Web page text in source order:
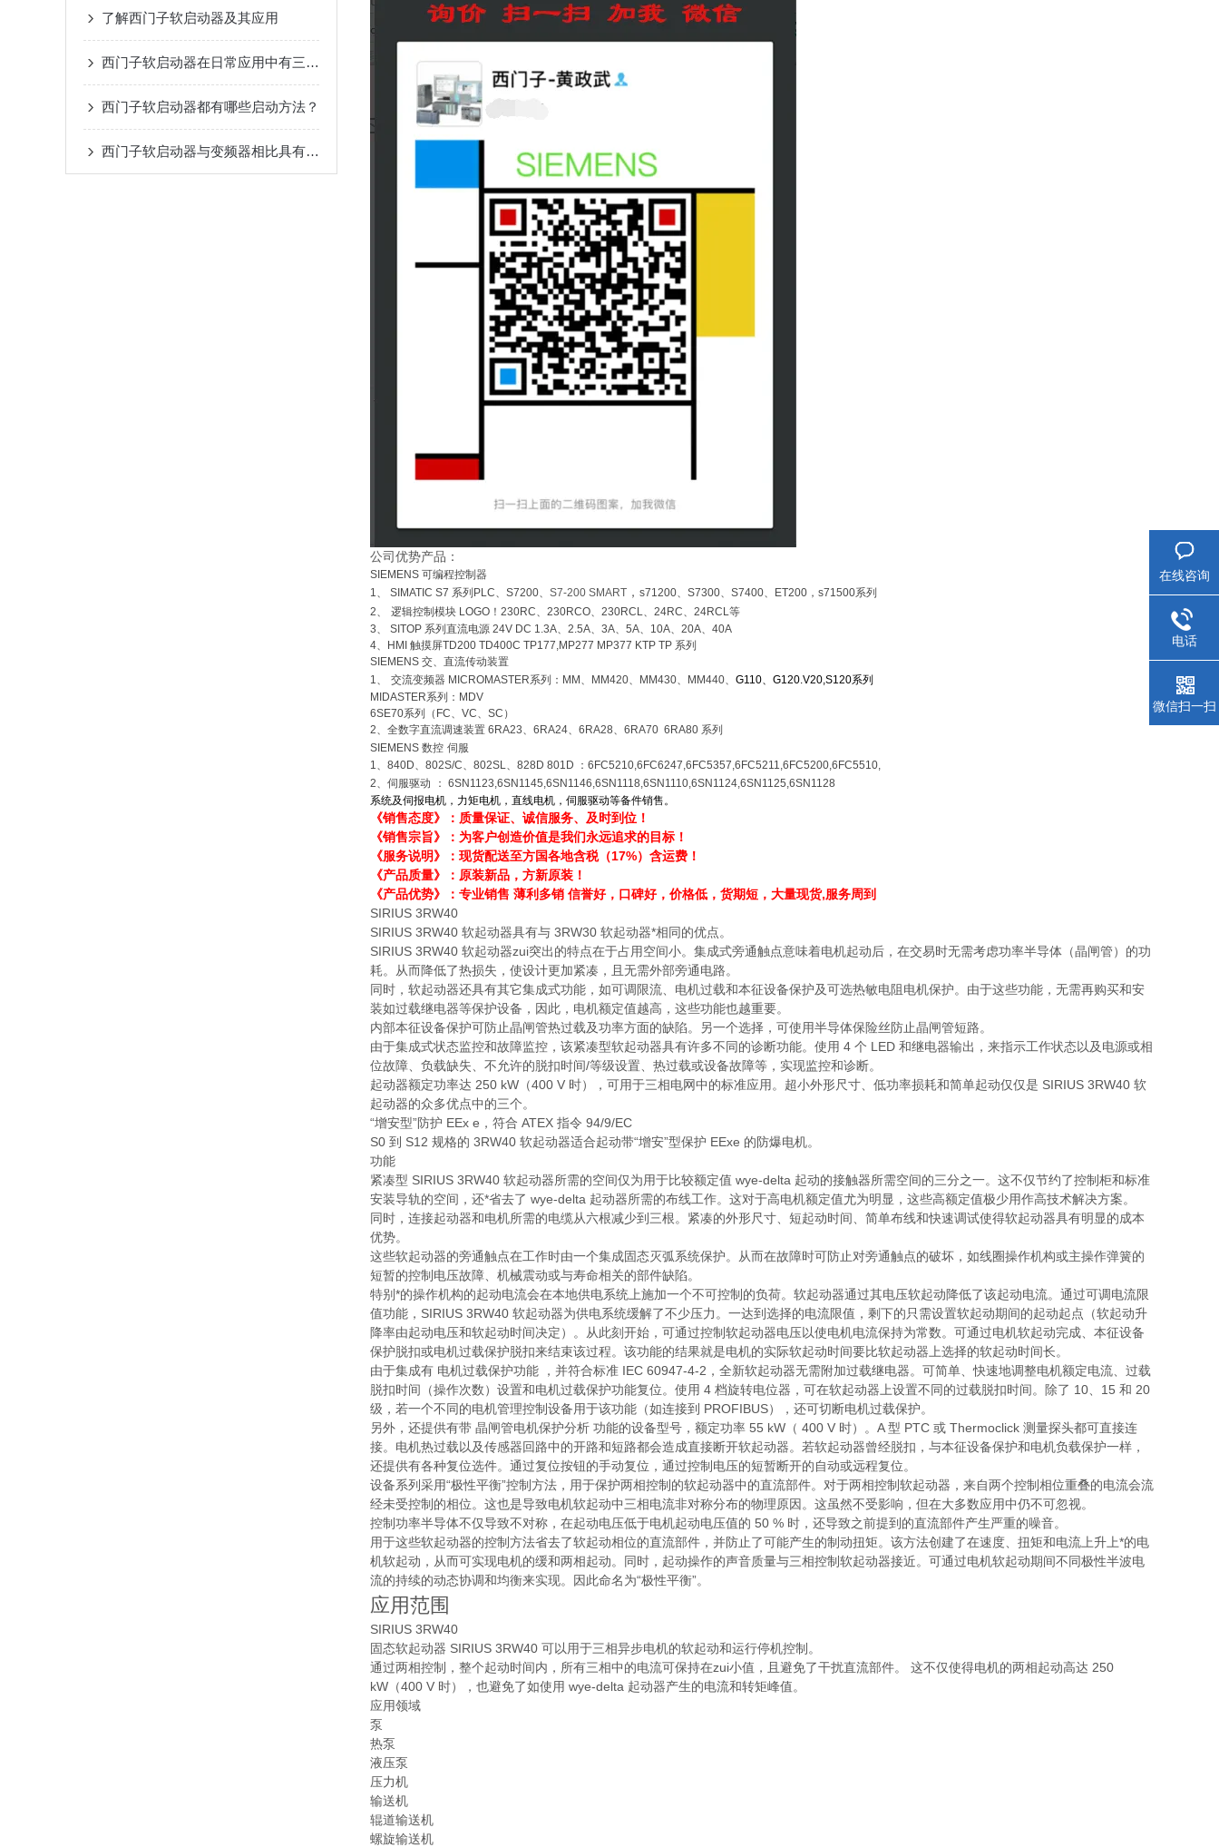
了解西门子软启动器及其应用
西门子软启动器在日常应用中有三大功能
西门子软启动器都有哪些启动方法？
西门子软启动器与变频器相比具有哪些区别？
公司优势产品：
SIEMENS 可编程控制器
1、 SIMATIC S7 系列 PLC、 S7200、 S7-200 SMART ， s71200、 S7300、 S7400、
ET200，s71500系列
2、 逻辑控制模块 LOGO ！ 230RC、 230RCO、 230RCL、 24RC、 24RCL等
3、 SITOP 系列直流电源 24V DC 1.3A、 2.5A、 3A、 5A、 10A、 20A、 40A
4、 HMI 触摸屏TD200 TD400C TP177,MP277 MP377 KTP TP 系列
SIEMENS 交、直流传动装置
1、 交流变频器 MICROMASTER系列： MM 、 MM420、 MM430、 MM440、 G110、 G120.V20,S120系列
MIDASTER系列： MDV
6SE70系列（ FC、 VC、 SC ）
2、全数字直流调速装置 6RA23、 6RA24、 6RA28、 6RA70 6RA80 系列
SIEMENS 数控 伺服
1、 840D、 802S/C、 802SL、 828D 801D ： 6FC5210,6FC6247,6FC5357,6FC5211,6FC5200,6FC5510,
2、伺服驱动 ： 6SN1123,6SN1145,6SN1146,6SN1118,6SN1110,6SN1124,6SN1125,6SN1128
系统及伺报电机，力矩电机，直线电机，伺服驱动等备件销售。
《销售态度》：质量保证、诚信服务、及时到位！
《销售宗旨》：为客户创造价值是我们永远追求的目标！
《服务说明》：现货配送至方国各地含税（17%）含运费！
《产品质量》：原装新品，方新原装！
《产品优势》：专业销售 薄利多销 信誉好，口碑好，价格低，货期短，大量现货,服务周到
SIRIUS 3RW40
SIRIUS 3RW40 软起动器具有与 3RW30 软起动器*相同的优点。
SIRIUS 3RW40 软起动器zui突出的特点在于占用空间小。集成式旁通触点意味着电机起动后，在交易时无需考虑功率半导体（晶闸管）的功
耗。从而降低了热损失，使设计更加紧凑，且无需外部旁通电路。
同时，软起动器还具有其它集成式功能，如可调限流、电机过载和本征设备保护及可选热敏电阻电机保护。由于这些功能，无需再购买和安
装如过载继电器等保护设备，因此，电机额定值越高，这些功能也越重要。
内部本征设备保护可防止晶闸管热过载及功率方面的缺陷。另一个选择，可使用半导体保险丝防止晶闸管短路。
由于集成式状态监控和故障监控，该紧凑型软起动器具有许多不同的诊断功能。使用 4 个 LED 和继电器输出，来指示工作状态以及电源或相
位故障、负载缺失、不允许的脱扣时间/等级设置、热过载或设备故障等，实现监控和诊断。
起动器额定功率达 250 kW（400 V 时），可用于三相电网中的标准应用。超小外形尺寸、低功率损耗和简单起动仅仅是 SIRIUS 3RW40 软
起动器的众多优点中的三个。
“增安型”防护 EEx e，符合 ATEX 指令 94/9/EC
S0 到 S12 规格的 3RW40 软起动器适合起动带“增安”型保护 EExe 的防爆电机。
功能
紧凑型 SIRIUS 3RW40 软起动器所需的空间仅为用于比较额定值 wye-delta 起动的接触器所需空间的三分之一。这不仅节约了控制柜和标准
安装导轨的空间，还*省去了 wye-delta 起动器所需的布线工作。这对于高电机额定值尤为明显，这些高额定值极少用作高技术解决方案。
同时，连接起动器和电机所需的电缆从六根减少到三根。紧凑的外形尺寸、短起动时间、简单布线和快速调试使得软起动器具有明显的成本
优势。
这些软起动器的旁通触点在工作时由一个集成固态灭弧系统保护。从而在故障时可防止对旁通触点的破坏，如线圈操作机构或主操作弹簧的
短暂的控制电压故障、机械震动或与寿命相关的部件缺陷。
特别*的操作机构的起动电流会在本地供电系统上施加一个不可控制的负荷。软起动器通过其电压软起动降低了该起动电流。通过可调电流限
值功能，SIRIUS 3RW40 软起动器为供电系统缓解了不少压力。一达到选择的电流限值，剩下的只需设置软起动期间的起动起点（软起动升
降率由起动电压和软起动时间决定）。从此刻开始，可通过控制软起动器电压以使电机电流保持为常数。可通过电机软起动完成、本征设备
保护脱扣或电机过载保护脱扣来结束该过程。该功能的结果就是电机的实际软起动时间要比软起动器上选择的软起动时间长。
由于集成有 电机过载保护功能 ，并符合标准 IEC 60947-4-2，全新软起动器无需附加过载继电器。可简单、快速地调整电机额定电流、过载
脱扣时间（操作次数）设置和电机过载保护功能复位。使用 4 档旋转电位器，可在软起动器上设置不同的过载脱扣时间。除了 10、15 和 20
级，若一个不同的电机管理控制设备用于该功能（如连接到 PROFIBUS），还可切断电机过载保护。
另外，还提供有带 晶闸管电机保护分析 功能的设备型号，额定功率 55 kW（ 400 V 时）。A 型 PTC 或 Thermoclick 测量探头都可直接连
接。电机热过载以及传感器回路中的开路和短路都会造成直接断开软起动器。若软起动器曾经脱扣，与本征设备保护和电机负载保护一样，
还提供有各种复位选件。通过复位按钮的手动复位，通过控制电压的短暂断开的自动或远程复位。
设备系列采用“极性平衡”控制方法，用于保护两相控制的软起动器中的直流部件。对于两相控制软起动器，来自两个控制相位重叠的电流会流
经未受控制的相位。这也是导致电机软起动中三相电流非对称分布的物理原因。这虽然不受影响，但在大多数应用中仍不可忽视。
控制功率半导体不仅导致不对称，在起动电压低于电机起动电压值的 50 % 时，还导致之前提到的直流部件产生严重的噪音。
用于这些软起动器的控制方法省去了软起动相位的直流部件，并防止了可能产生的制动扭矩。该方法创建了在速度、扭矩和电流上升上*的电
机软起动，从而可实现电机的缓和两相起动。同时，起动操作的声音质量与三相控制软起动器接近。可通过电机软起动期间不同极性半波电
流的持续的动态协调和均衡来实现。因此命名为“极性平衡”。
应用范围
SIRIUS 3RW40
固态软起动器 SIRIUS 3RW40 可以用于三相异步电机的软起动和运行停机控制。
通过两相控制，整个起动时间内，所有三相中的电流可保持在zui小值，且避免了干扰直流部件。 这不仅使得电机的两相起动高达 250
kW（400 V 时），也避免了如使用 wye-delta 起动器产生的电流和转矩峰值。
应用领域
泵
热泵
液压泵
压力机
输送机
辊道输送机
螺旋输送机
在线咨询
电话
微信扫一扫